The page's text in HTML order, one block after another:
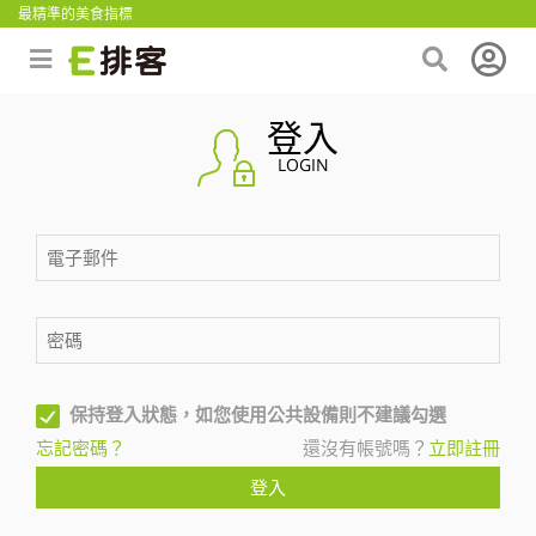
最精準的美食指標
登入
LOGIN
保持登入狀態，如您使用公共設備則不建議勾選
忘記密碼？
還沒有帳號嗎？ 立即註冊
登入